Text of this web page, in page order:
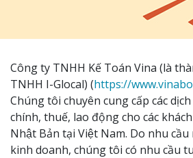
Công ty TNHH Kế Toán Vina (là
TNHH I-Glocal) (https://
Chúng tôi chuyên cung cấp các
chính, thuế, lao động cho các
Nhật Bản tại Việt Nam. Do nhu
kinh doanh, chúng tôi có nhu cầu